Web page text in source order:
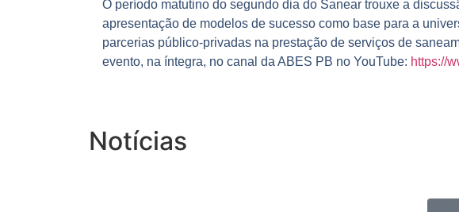
O período matutino do segundo dia do Sanear trouxe a
apresentação de modelos de sucesso como base para a
parcerias público-privadas na prestação de serviços de
evento, na íntegra, no canal da ABES PB no YouTube: https://
Notícias